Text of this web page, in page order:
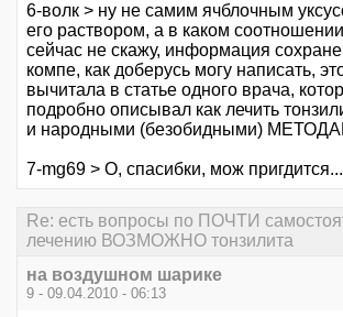
6-волк > ну не самим ячблочным
его раствором, а в каком
сейчас не скажу, информация
компе, как доберусь могу написать,
вычитала в статье одного врача,
подробно описывал как лечить
и народными (безобидными)
7-mg69 > О, спасибки, мож
Re: есть вопросы по ПОЧТИ
лечению ВОЗМОЖНО тонзилита
на воздушном шарике
9 - 09.04.2010 - 06:13